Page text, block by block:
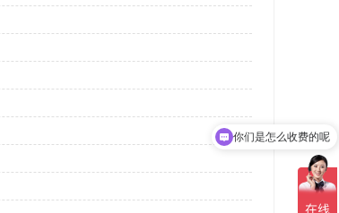
你们是怎么收费的呢